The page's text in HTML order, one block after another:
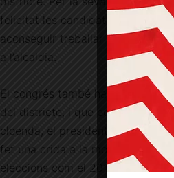
felicitat les candidates i ha
aconseguir treballar per
a l’alcaldia.
El congrés també ha elegit com
del districte, i que completa la
cloenda, el president de la
fet una crida a la mobilització de
eleccions com el 2019, sinó per